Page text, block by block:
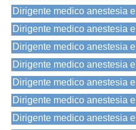
Dirigente medico anestesia
Dirigente medico anestesia
Dirigente medico anestesia
Dirigente medico anestesia
Dirigente medico anestesia
Dirigente medico anestesia
Dirigente medico anestesia